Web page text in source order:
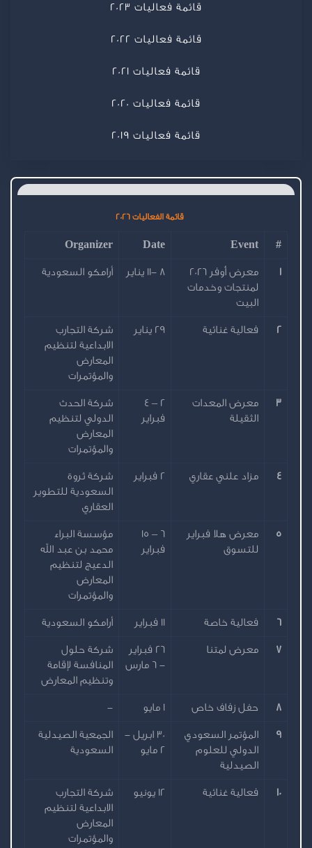
قائمة فعاليات 2023
قائمة فعاليات 2022
قائمة فعاليات 2021
قائمة فعاليات 2020
قائمة فعاليات 2019
قائمة الفعاليات 2026
#
Event
Date
Organizer
1
معرض أُوفر 2026
لمنتجات وخدمات
البيت
8 -11 يناير أرامكو السعودية
2 فعالية غنائية 29 يناير
شركة التجارب
الابداعية لتنظيم
المعارض
والمؤتمرات
3
معرض المعدات
الثقيلة
2 – 4
فبراير
شركة الحدث
الدولي لتنظيم
المعارض
والمؤتمرات
4 مزاد علني عقاري 2 فبراير
شركة ثروة
السعودية للتطوير
العقاري
5
معرض هلا فبراير
للتسوق
6 – 15
فبراير
مؤسسة البراء
محمد بن عبد الله
الدعيج لتنظيم
المعارض
والمؤتمرات
6 فعالية خاصة 11 فبراير أرامكو السعودية
7 معرض لمتنا
26 فبراير
- 6 مارس
شركة حلول
المنافسة لإقامة
وتنظيم المعارض
8 حفل زفاف خاص 1 مايو -
9
المؤتمر السعودي
الدولي للعلوم
الصيدلية
30 ابريل -
2 مايو
الجمعية الصيدلية
السعودية
10 فعالية غنائية 12 يونيو
شركة التجارب
الابداعية لتنظيم
المعارض
والمؤتمرات